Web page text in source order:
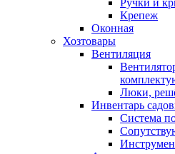
Ручки и
Крепеж
Оконная
Хозтовары
Вентиляция
Люки,
Инвентарь
Система